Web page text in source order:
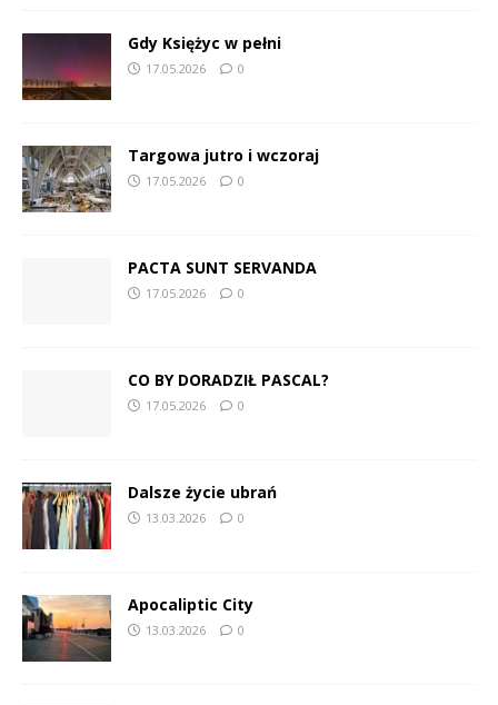
Gdy Księżyc w pełni
17.05.2026 0
Targowa jutro i wczoraj
17.05.2026 0
PACTA SUNT SERVANDA
17.05.2026 0
CO BY DORADZIŁ PASCAL?
17.05.2026 0
Dalsze życie ubrań
13.03.2026 0
Apocaliptic City
13.03.2026 0